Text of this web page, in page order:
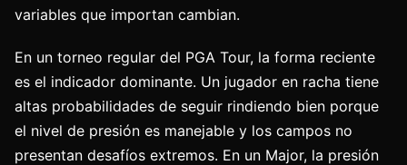
variables que importan cambian.
En un torneo regular del PGA Tour, la forma reciente
es el indicador dominante. Un jugador en racha tiene
altas probabilidades de seguir rindiendo bien porque
el nivel de presión es manejable y los campos no
presentan desafíos extremos. En un Major, la presión